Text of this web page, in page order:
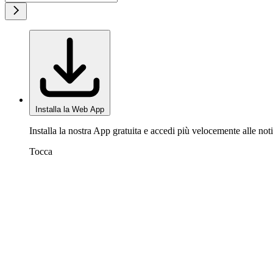
Installa la Web App
Installa la nostra App gratuita e accedi più velocemente alle
Tocca